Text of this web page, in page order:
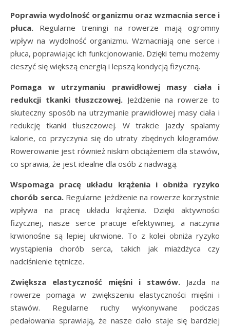
Poprawia wydolność organizmu oraz wzmacnia serce i
płuca. Regularne treningi na rowerze mają ogromny
wpływ na wydolność organizmu. Wzmacniają one serce i
płuca, poprawiając ich funkcjonowanie. Dzięki temu możemy
cieszyć się większą energią i lepszą kondycją fizyczną.
Pomaga w utrzymaniu prawidłowej masy ciała i
redukcji tkanki tłuszczowej. Jeżdżenie na rowerze to
skuteczny sposób na utrzymanie prawidłowej masy ciała i
redukcję tkanki tłuszczowej. W trakcie jazdy spalamy
kalorie, co przyczynia się do utraty zbędnych kilogramów.
Rowerowanie jest również niskim obciążeniem dla stawów,
co sprawia, że jest idealne dla osób z nadwagą.
Wspomaga pracę układu krążenia i obniża ryzyko
chorób serca.Regularne jeżdżenie na rowerze korzystnie
wpływa na pracę układu krążenia. Dzięki aktywności
fizycznej, nasze serce pracuje efektywniej, a naczynia
krwionośne są lepiej ukrwione. To z kolei obniża ryzyko
wystąpienia chorób serca, takich jak miażdżyca czy
nadciśnienie tętnicze.
Zwiększa elastyczność mięśni i stawów. Jazda na
rowerze pomaga w zwiększeniu elastyczności mięśni i
stawów. Regularne ruchy wykonywane podczas
pedałowania sprawiają, że nasze ciało staje się bardziej